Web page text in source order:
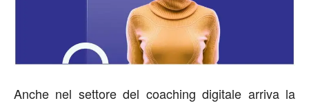
Anche nel settore del coaching digitale arriva la